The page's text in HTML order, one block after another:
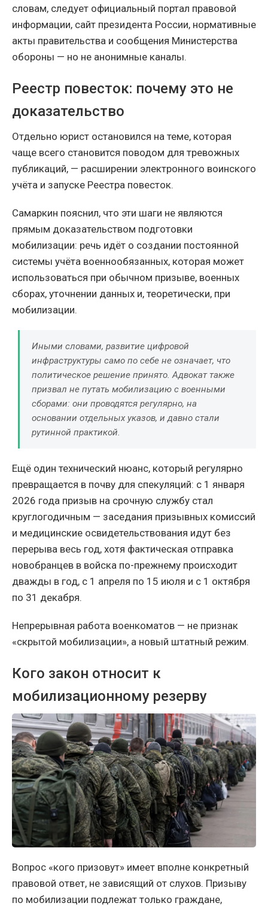
словам, следует официальный портал правовой
информации, сайт президента России, нормативные
акты правительства и сообщения Министерства
обороны — но не анонимные каналы.
Реестр повесток: почему это не
доказательство
Отдельно юрист остановился на теме, которая
чаще всего становится поводом для тревожных
публикаций, — расширении электронного воинского
учёта и запуске Реестра повесток.
Самаркин пояснил, что эти шаги не являются
прямым доказательством подготовки
мобилизации: речь идёт о создании постоянной
системы учёта военнообязанных, которая может
использоваться при обычном призыве, военных
сборах, уточнении данных и, теоретически, при
мобилизации.
Иными словами, развитие цифровой
инфраструктуры само по себе не означает, что
политическое решение принято. Адвокат также
призвал не путать мобилизацию с военными
сборами: они проводятся регулярно, на
основании отдельных указов, и давно стали
рутинной практикой.
Ещё один технический нюанс, который регулярно
превращается в почву для спекуляций: с 1 января
2026 года призыв на срочную службу стал
круглогодичным — заседания призывных комиссий
и медицинские освидетельствования идут без
перерыва весь год, хотя фактическая отправка
новобранцев в войска по-прежнему происходит
дважды в год, с 1 апреля по 15 июля и с 1 октября
по 31 декабря.
Непрерывная работа военкоматов — не признак
«скрытой мобилизации», а новый штатный режим.
Кого закон относит к
мобилизационному резерву
Вопрос «кого призовут» имеет вполне конкретный
правовой ответ, не зависящий от слухов. Призыву
по мобилизации подлежат только граждане,